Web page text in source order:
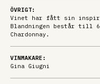
ÖVRIGT:
Vinet har fått sin
Blandningen består till
Chardonnay.
VINMAKARE:
Gina Giugni